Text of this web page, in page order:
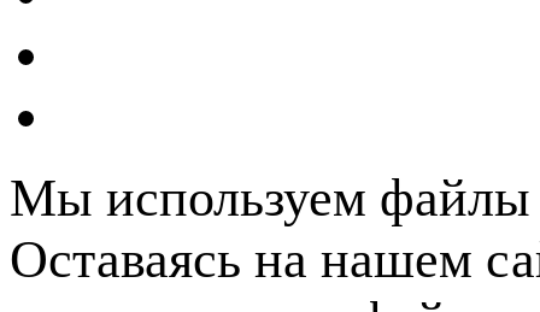
Мы используем файлы
Оставаясь на нашем